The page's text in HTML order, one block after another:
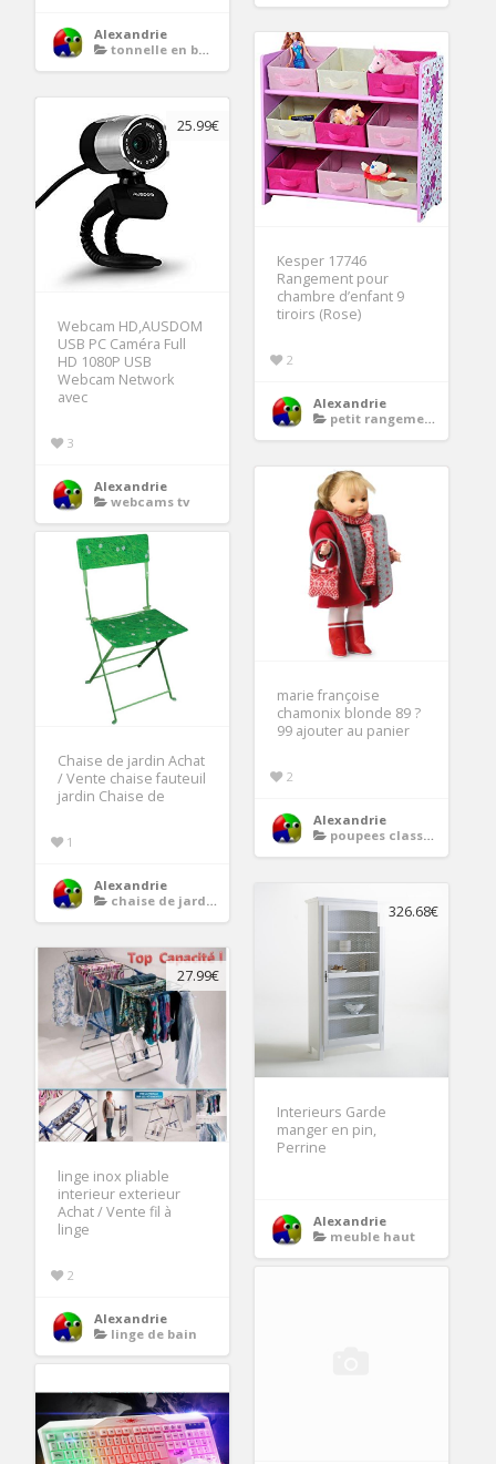
Alexandrie
tonnelle en bois
Kesper 17746
Rangement pour
chambre d’enfant 9
tiroirs (Rose)
2
Alexandrie
petit rangement enfant
25.99€
Webcam HD,AUSDOM
USB PC Caméra Full
HD 1080P USB
Webcam Network
avec
3
Alexandrie
webcams tv
marie françoise
chamonix blonde 89 ?
99 ajouter au panier
2
Alexandrie
poupees classiques
Chaise de jardin Achat
/ Vente chaise fauteuil
jardin Chaise de
1
Alexandrie
chaise de jardin
326.68€
Interieurs Garde
manger en pin,
Perrine
Alexandrie
meuble haut
27.99€
linge inox pliable
interieur exterieur
Achat / Vente fil à
linge
2
Alexandrie
linge de bain